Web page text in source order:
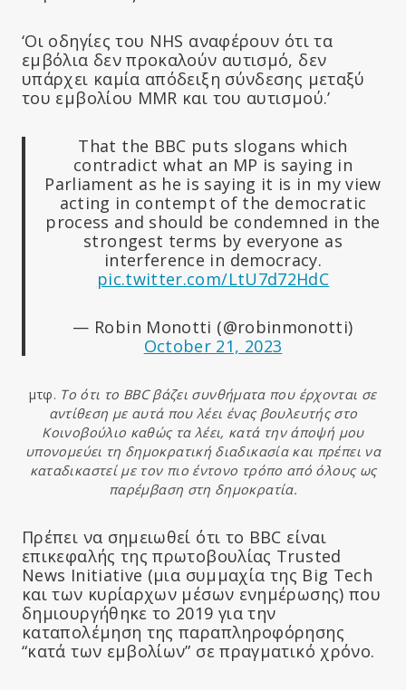
‘Οι οδηγίες του NHS αναφέρουν ότι τα
εμβόλια δεν προκαλούν αυτισμό, δεν
υπάρχει καμία απόδειξη σύνδεσης μεταξύ
του εμβολίου MMR και του αυτισμού.’
That the BBC puts slogans which
contradict what an MP is saying in
Parliament as he is saying it is in my view
acting in contempt of the democratic
process and should be condemned in the
strongest terms by everyone as
interference in democracy.
pic.twitter.com/LtU7d72HdC
— Robin Monotti (@robinmonotti)
October 21, 2023
μτφ. Το ότι το BBC βάζει συνθήματα που έρχονται σε
αντίθεση με αυτά που λέει ένας βουλευτής στο
Κοινοβούλιο καθώς τα λέει, κατά την άποψή μου
υπονομεύει τη δημοκρατική διαδικασία και πρέπει να
καταδικαστεί με τον πιο έντονο τρόπο από όλους ως
παρέμβαση στη δημοκρατία.
Πρέπει να σημειωθεί ότι το BBC είναι
επικεφαλής της πρωτοβουλίας Trusted
News Initiative (μια συμμαχία της Big Tech
και των κυρίαρχων μέσων ενημέρωσης) που
δημιουργήθηκε το 2019 για την
καταπολέμηση της παραπληροφόρησης
“κατά των εμβολίων” σε πραγματικό χρόνο.